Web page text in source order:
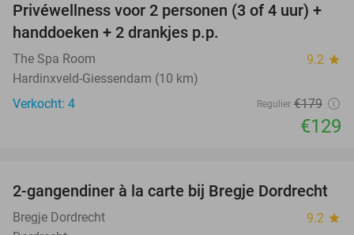
28%
Privéwellness voor 2 personen (3 of 4 uur) +
handdoeken + 2 drankjes p.p.
The Spa Room 9.2 star
Hardinxveld-Giessendam (10 km)
Verkocht: 4
Regulier €179
€129
12%
2-gangendiner à la carte bij Bregje Dordrecht
Bregje Dordrecht 9.2 star